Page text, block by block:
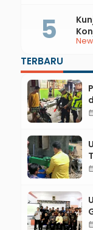
Ini
TERBARU